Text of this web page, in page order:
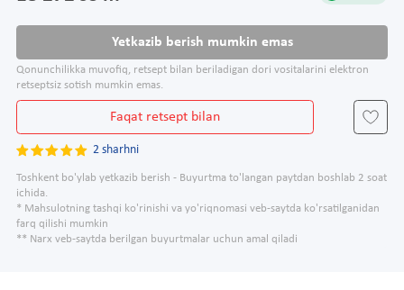
Yetkazib berish mumkin emas
Qonunchilikka muvofiq, retsept bilan beriladigan dori vositalarini elektron
retseptsiz sotish mumkin emas.
Faqat retsept bilan
2 sharhni
Toshkent bo'ylab yetkazib berish - Buyurtma to'langan paytdan boshlab 2 soat
ichida.
* Mahsulotning tashqi ko'rinishi va yo'riqnomasi veb-saytda ko'rsatilganidan
farq qilishi mumkin
** Narx veb-saytda berilgan buyurtmalar uchun amal qiladi